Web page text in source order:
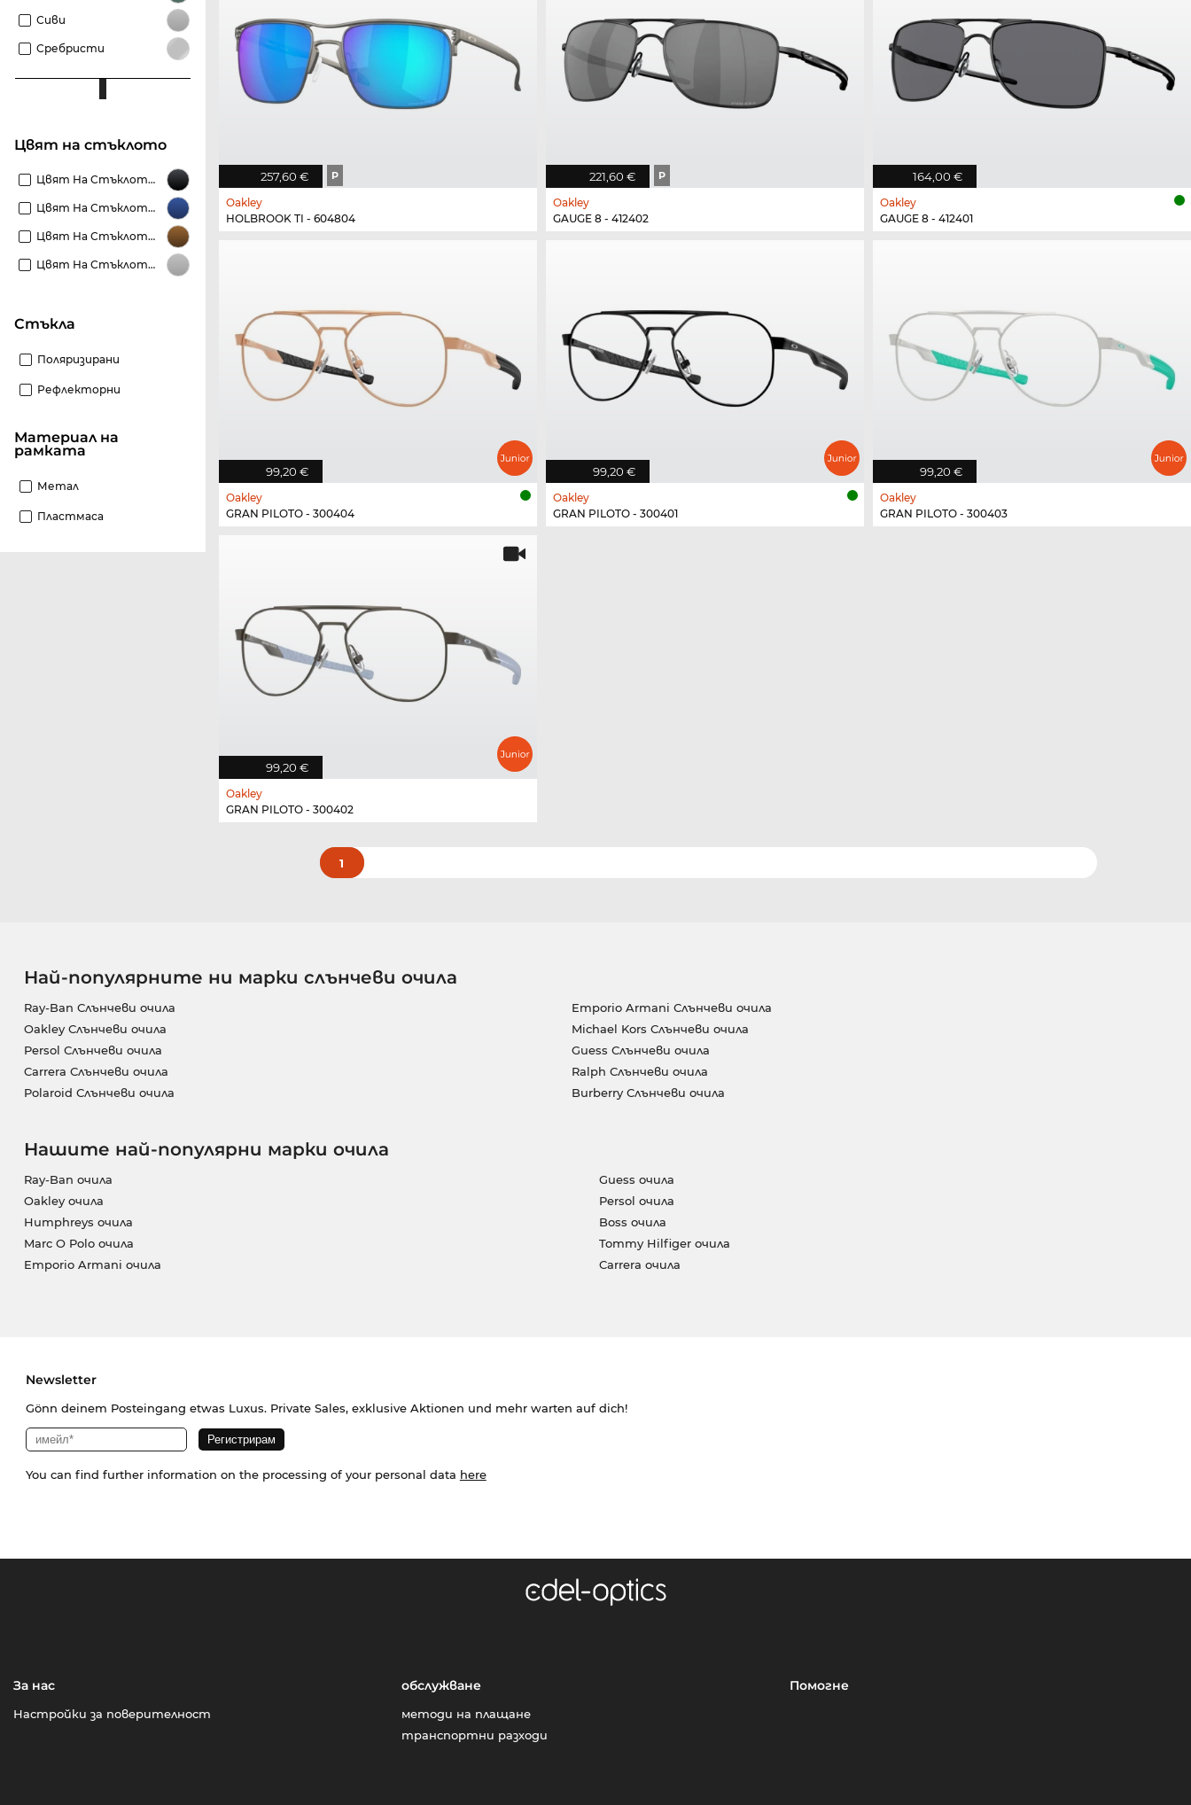
Сиви
Сребристи
Цвят на стъклото
Цвят На Стъклото Черни
Цвят На Стъклото Сини
Цвят На Стъклото Кафяви
Цвят На Стъклото Сиви
стъкла
Поляризирани
Рефлекторни
материал на
рамката
Метал
Пластмаса
257,60 € P
Oakley
HOLBROOK TI - 604804
221,60 € P
Oakley
GAUGE 8 - 412402
164,00 €
Oakley
GAUGE 8 - 412401
99,20 €
Oakley
GRAN PILOTO - 300404
99,20 €
Oakley
GRAN PILOTO - 300401
99,20 €
Oakley
GRAN PILOTO - 300403
99,20 €
Oakley
GRAN PILOTO - 300402
1
Най-популярните ни марки слънчеви очила
Ray-Ban Слънчеви очила
Oakley Слънчеви очила
Persol Слънчеви очила
Carrera Слънчеви очила
Polaroid Слънчеви очила
Emporio Armani Слънчеви очила
Michael Kors Слънчеви очила
Guess Слънчеви очила
Ralph Слънчеви очила
Burberry Слънчеви очила
Нашите най-популярни марки очила
Ray-Ban очила
Oakley очила
Humphreys очила
Marc O Polo очила
Emporio Armani очила
Guess очила
Persol очила
Boss очила
Tommy Hilfiger очила
Carrera очила
Newsletter
Gönn deinem Posteingang etwas Luxus. Private Sales, exklusive Aktionen und mehr warten auf dich!
You can find further information on the processing of your personal data here
За нас
Настройки за поверителност
обслужване
методи на плащане
транспортни разходи
Помогне